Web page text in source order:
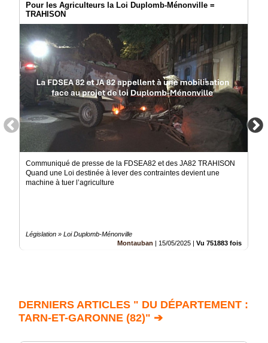
Pour les Agriculteurs la Loi Duplomb-Ménonville =
TRAHISON
Communiqué de presse de la FDSEA82 et des JA82 TRAHISON
Quand une Loi destinée à lever des contraintes devient une
machine à tuer l’agriculture
Législation » Loi Duplomb-Ménonville
Montauban | 15/05/2025 | Vu 751883 fois
DERNIERS ARTICLES " DU DÉPARTEMENT :
TARN-ET-GARONNE (82)" ➔